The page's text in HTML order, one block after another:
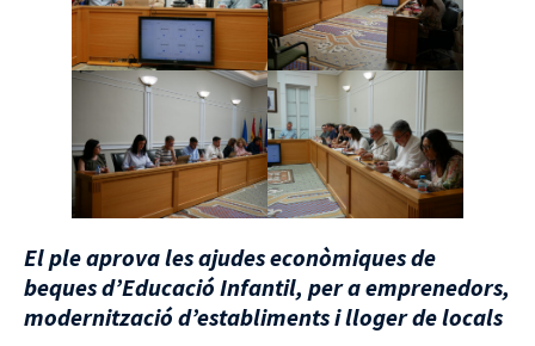
El ple aprova les ajudes econòmiques de
beques d’Educació Infantil, per a emprenedors,
modernització d’establiments i lloger de locals